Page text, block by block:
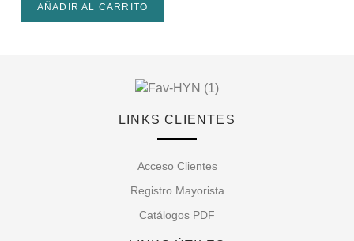
AÑADIR AL CARRITO
LINKS CLIENTES
Acceso Clientes
Registro Mayorista
Catálogos PDF